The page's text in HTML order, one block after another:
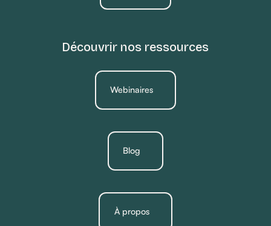
Découvrir nos ressources
Webinaires
Blog
À propos